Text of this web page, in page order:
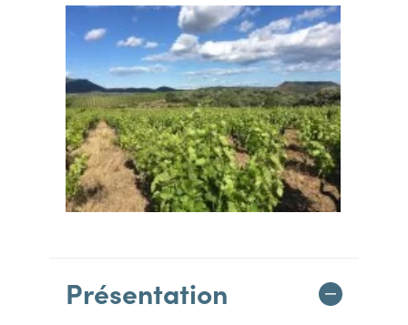
Présentation